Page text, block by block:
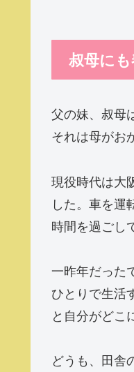
叔母に
父の妹、叔母
それは母がお
現役時代は大
した。車を運
時間を過ごし
一昨年だった
ひとりで生活
と自分がどこ
どうも、田舎